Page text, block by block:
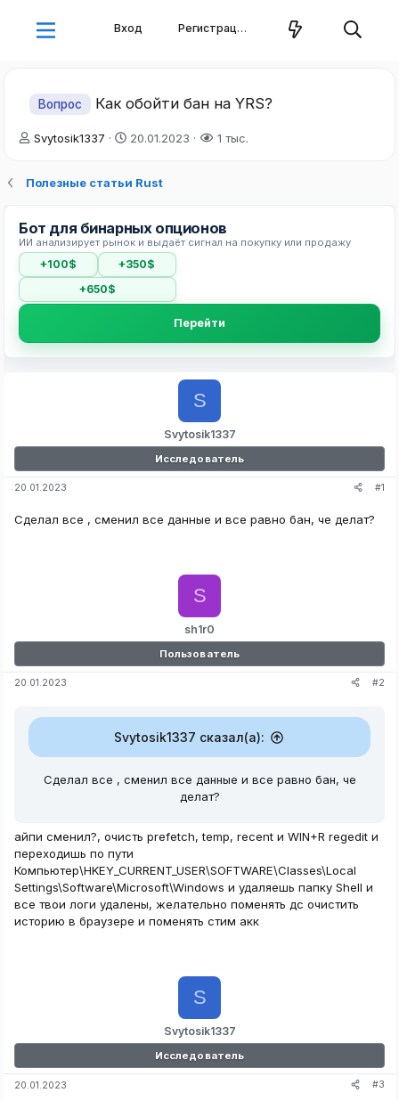
Вход Регистрация
Вопрос Как обойти бан на YRS?
А
о
е
м
ы
Svytosik1337
Д
а
ч
а
л
а
20.01.2023 1 тыс.
Полезные статьи Rust
Бот для бинарных опционов
ИИ анализирует рынок и выдаёт сигнал на покупку или продажу
+100$
+350$
+650$
Перейти
Svytosik1337
S
Исследователь
20.01.2023 #1
Сделал все , сменил все данные и все равно бан, че делат?
sh1r0
S
Пользователь
20.01.2023 #2
Svytosik1337 сказал(а):
Сделал все , сменил все данные и все равно бан, че
делат?
айпи сменил?, очисть prefetch, temp, recent и WIN+R regedit и
переходишь по пути
Компьютер\HKEY_CURRENT_USER\SOFTWARE\Classes\Local
Settings\Software\Microsoft\Windows и удаляешь папку Shell и
все твои логи удалены, желательно поменять дс очистить
историю в браузере и поменять стим акк
Svytosik1337
S
Исследователь
20.01.2023 #3